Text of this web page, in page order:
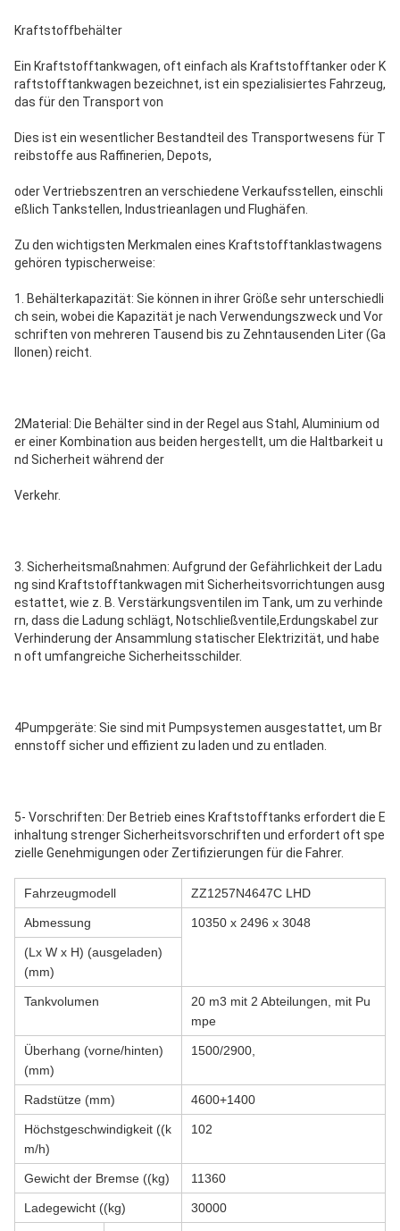
Kraftstoffbehälter
Ein Kraftstofftankwagen, oft einfach als Kraftstofftanker oder K
raftstofftankwagen bezeichnet, ist ein spezialisiertes Fahrzeug,
das für den Transport von
Dies ist ein wesentlicher Bestandteil des Transportwesens für T
reibstoffe aus Raffinerien, Depots,
oder Vertriebszentren an verschiedene Verkaufsstellen, einschli
eßlich Tankstellen, Industrieanlagen und Flughäfen.
Zu den wichtigsten Merkmalen eines Kraftstofftanklastwagens
gehören typischerweise:
1. Behälterkapazität: Sie können in ihrer Größe sehr unterschiedli
ch sein, wobei die Kapazität je nach Verwendungszweck und Vor
schriften von mehreren Tausend bis zu Zehntausenden Liter (Ga
llonen) reicht.
2Material: Die Behälter sind in der Regel aus Stahl, Aluminium od
er einer Kombination aus beiden hergestellt, um die Haltbarkeit u
nd Sicherheit während der
Verkehr.
3. Sicherheitsmaßnahmen: Aufgrund der Gefährlichkeit der Ladu
ng sind Kraftstofftankwagen mit Sicherheitsvorrichtungen ausg
estattet, wie z. B. Verstärkungsventilen im Tank, um zu verhinde
rn, dass die Ladung schlägt, Notschließventile,Erdungskabel zur
Verhinderung der Ansammlung statischer Elektrizität, und habe
n oft umfangreiche Sicherheitsschilder.
4Pumpgeräte: Sie sind mit Pumpsystemen ausgestattet, um Br
ennstoff sicher und effizient zu laden und zu entladen.
5- Vorschriften: Der Betrieb eines Kraftstofftanks erfordert die E
inhaltung strenger Sicherheitsvorschriften und erfordert oft spe
zielle Genehmigungen oder Zertifizierungen für die Fahrer.
Fahrzeugmodell ZZ1257N4647C LHD
Abmessung 10350 x 2496 x 3048
(Lx W x H) (ausgeladen)
(mm)
Tankvolumen
20 m3 mit 2 Abteilungen, mit Pu
mpe
Überhang (vorne/hinten)
(mm)
1500/2900,
Radstütze (mm) 4600+1400
Höchstgeschwindigkeit ((k
m/h)
102
Gewicht der Bremse ((kg) 11360
Ladegewicht ((kg) 30000